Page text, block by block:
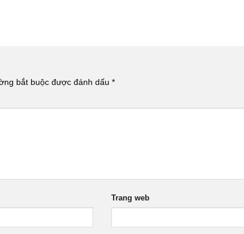
bắt buộc được đánh dấu *
Trang web